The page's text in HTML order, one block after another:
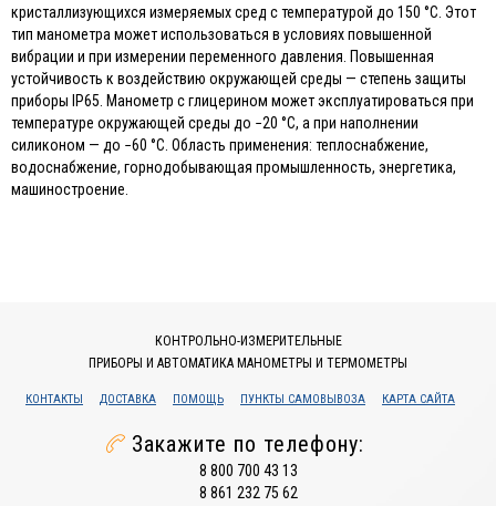
кристаллизующихся измеряемых сред с температурой до 150 °C. Этот
тип манометра может использоваться в условиях повышенной
вибрации и при измерении переменного давления. Повышенная
устойчивость к воздействию окружающей среды — степень защиты
приборы IP65. Манометр с глицерином может эксплуатироваться при
температуре окружающей среды до −20 °C, а при наполнении
силиконом — до −60 °C. Область применения: теплоснабжение,
водоснабжение, горнодобывающая промышленность, энергетика,
машиностроение.
КОНТРОЛЬНО-ИЗМЕРИТЕЛЬНЫЕ
ПРИБОРЫ И АВТОМАТИКА МАНОМЕТРЫ И ТЕРМОМЕТРЫ
КОНТАКТЫ ДОСТАВКА ПОМОЩЬ ПУНКТЫ САМОВЫВОЗА КАРТА САЙТА
Закажите по телефону:
8 800 700 43 13
8 861 232 75 62